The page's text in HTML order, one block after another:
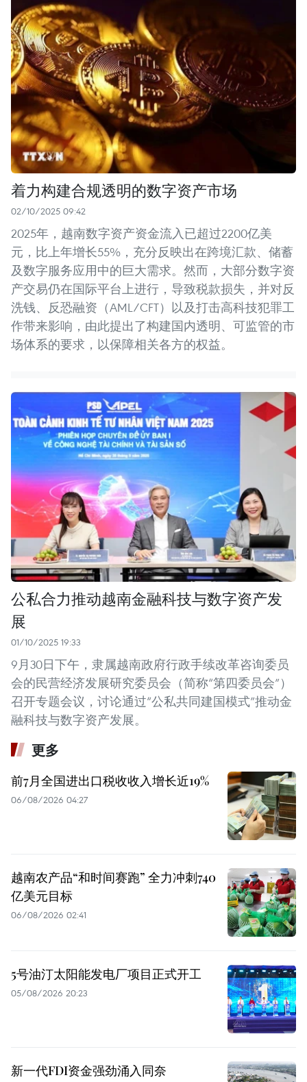
着力构建合规透明的数字资产市场
02/10/2025 09:42
2025年，越南数字资产资金流入已超过2200亿美
元，比上年增长55%，充分反映出在跨境汇款、储蓄
及数字服务应用中的巨大需求。然而，大部分数字资
产交易仍在国际平台上进行，导致税款损失，并对反
洗钱、反恐融资（AML/CFT）以及打击高科技犯罪工
作带来影响，由此提出了构建国内透明、可监管的市
场体系的要求，以保障相关各方的权益。
公私合力推动越南金融科技与数字资产发
展
01/10/2025 19:33
9月30日下午，隶属越南政府行政手续改革咨询委员
会的民营经济发展研究委员会（简称“第四委员会”）
召开专题会议，讨论通过“公私共同建国模式”推动金
融科技与数字资产发展。
更多
前7月全国进出口税收收入增长近19%
06/08/2026 04:27
越南农产品“和时间赛跑” 全力冲刺740
亿美元目标
06/08/2026 02:41
5号油汀太阳能发电厂项目正式开工
05/08/2026 20:23
新一代FDI资金强劲涌入同奈